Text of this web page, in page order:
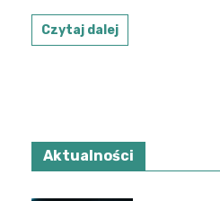
Czytaj dalej
Aktualności